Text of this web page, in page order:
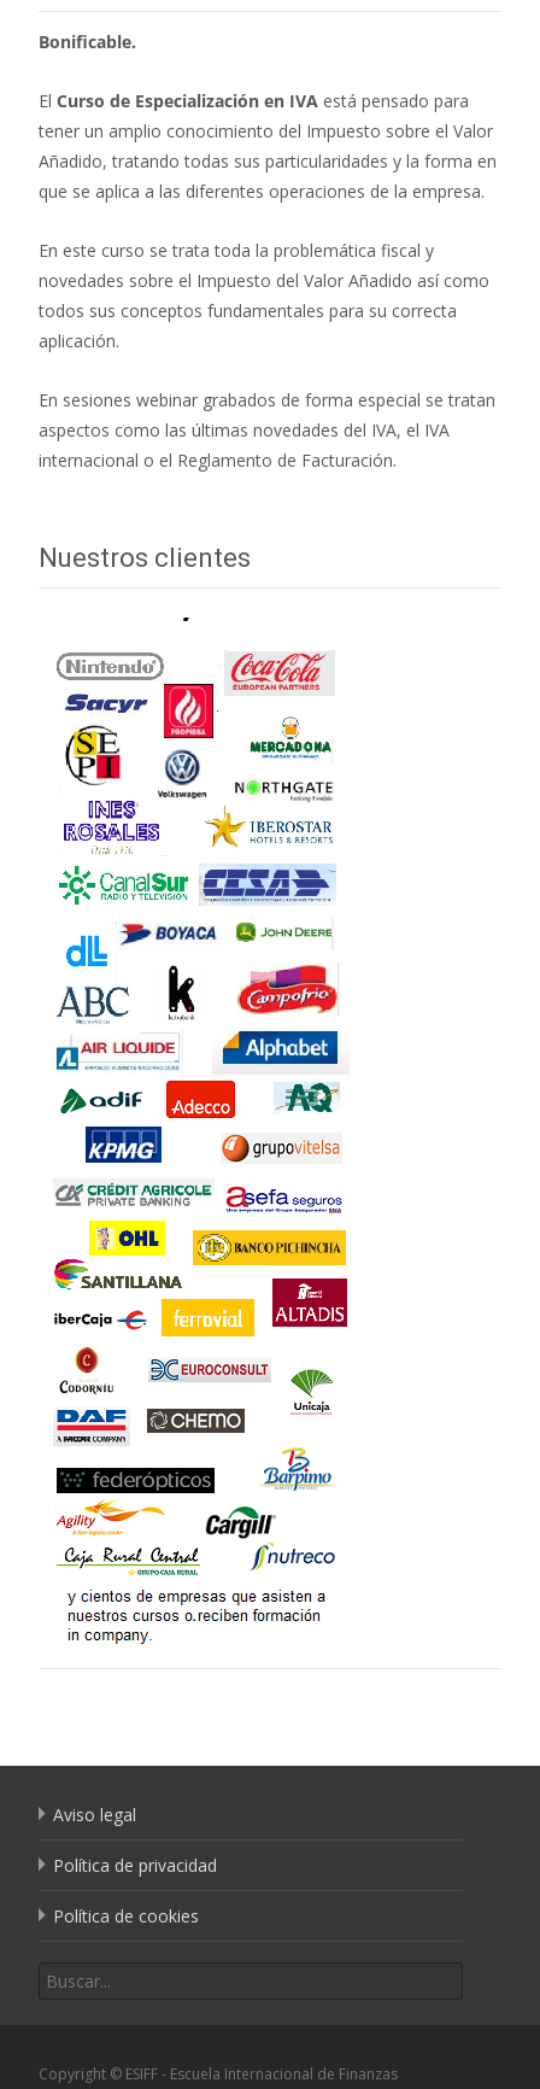
Bonificable.
El Curso de Especialización en IVA está pensado para
tener un amplio conocimiento del Impuesto sobre el Valor
Añadido, tratando todas sus particularidades y la forma en
que se aplica a las diferentes operaciones de la empresa.
En este curso se trata toda la problemática fiscal y
novedades sobre el Impuesto del Valor Añadido así como
todos sus conceptos fundamentales para su correcta
aplicación.
En sesiones webinar grabados de forma especial se tratan
aspectos como las últimas novedades del IVA, el IVA
internacional o el Reglamento de Facturación.
Nuestros clientes
Aviso legal
Política de privacidad
Política de cookies
Copyright © ESIFF - Escuela Internacional de Finanzas